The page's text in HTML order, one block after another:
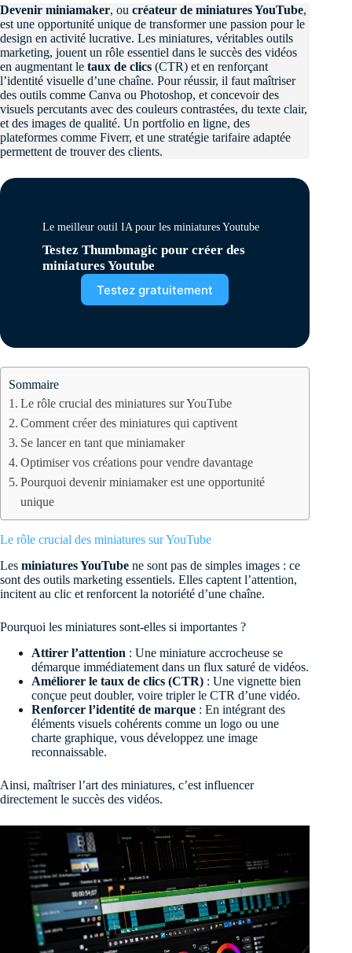
Devenir miniamaker, ou créateur de miniatures YouTube,
est une opportunité unique de transformer une passion pour le
design en activité lucrative. Les miniatures, véritables outils
marketing, jouent un rôle essentiel dans le succès des vidéos
en augmentant le taux de clics (CTR) et en renforçant
l’identité visuelle d’une chaîne. Pour réussir, il faut maîtriser
des outils comme Canva ou Photoshop, et concevoir des
visuels percutants avec des couleurs contrastées, du texte clair,
et des images de qualité. Un portfolio en ligne, des
plateformes comme Fiverr, et une stratégie tarifaire adaptée
permettent de trouver des clients.
Le meilleur outil IA pour les miniatures Youtube
Testez Thumbmagic pour créer des
miniatures Youtube
Testez gratuitement
Sommaire
Le rôle crucial des miniatures sur YouTube
Comment créer des miniatures qui captivent
Se lancer en tant que miniamaker
Optimiser vos créations pour vendre davantage
Pourquoi devenir miniamaker est une opportunité
unique
Le rôle crucial des miniatures sur YouTube
Les miniatures YouTube ne sont pas de simples images : ce
sont des outils marketing essentiels. Elles captent l’attention,
incitent au clic et renforcent la notoriété d’une chaîne.
Pourquoi les miniatures sont-elles si importantes ?
Attirer l’attention : Une miniature accrocheuse se
démarque immédiatement dans un flux saturé de vidéos.
Améliorer le taux de clics (CTR) : Une vignette bien
conçue peut doubler, voire tripler le CTR d’une vidéo.
Renforcer l’identité de marque : En intégrant des
éléments visuels cohérents comme un logo ou une
charte graphique, vous développez une image
reconnaissable.
Ainsi, maîtriser l’art des miniatures, c’est influencer
directement le succès des vidéos.